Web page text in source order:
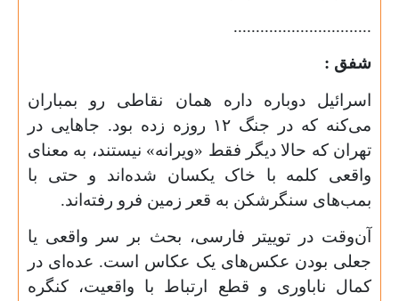
...............................
شفق :
اسرائیل دوباره داره همان نقاطی رو بمباران
می‌کنه که در جنگ ۱۲ روزه زده بود. جاهایی در
تهران که حالا دیگر فقط «ویرانه» نیستند، به معنای
واقعی کلمه با خاک یکسان شده‌اند و حتی با
بمب‌های سنگرشکن به قعر زمین فرو رفته‌اند.
آن‌وقت در توییتر فارسی، بحث بر سر واقعی یا
جعلی بودن عکس‌های یک عکاس است. عده‌ای در
کمال ناباوری و قطع ارتباط با واقعیت، کنگره